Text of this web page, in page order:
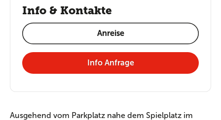
Ausgehend vom Parkplatz nahe dem Spielplatz im
Info & Kontakte
Anreise
Info Anfrage